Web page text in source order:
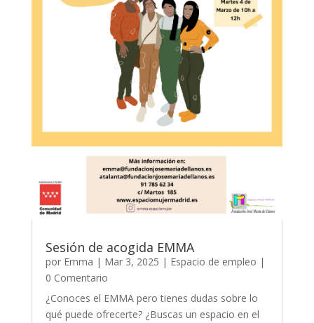
Sesión de acogida EMMA
por Emma | Mar 3, 2025 | Espacio de empleo |
0 Comentario
¿Conoces el EMMA pero tienes dudas sobre lo
qué puede ofrecerte? ¿Buscas un espacio en el